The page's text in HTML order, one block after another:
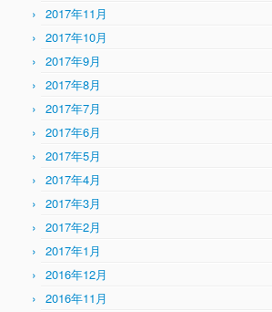
2017年11月
2017年10月
2017年9月
2017年8月
2017年7月
2017年6月
2017年5月
2017年4月
2017年3月
2017年2月
2017年1月
2016年12月
2016年11月